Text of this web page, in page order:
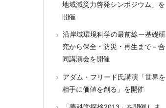
地域減災力啓発シンポジウム」を
開催
沿岸域環境科学の最前線ー基礎研
究から保全・防災・再生まで－合
同講演会を開催
アダム・フリード氏講演「世界を
相手に価値を創る」を開催